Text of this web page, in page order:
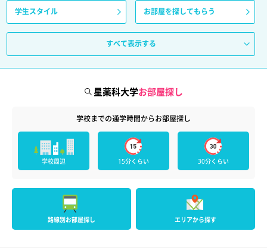
学生スタイル お部屋を探してもらう
すべて表示する
星薬科大学お部屋探し
学校までの通学時間からお部屋探し
学校周辺 15分くらい 30分くらい
路線別お部屋探し エリアから探す